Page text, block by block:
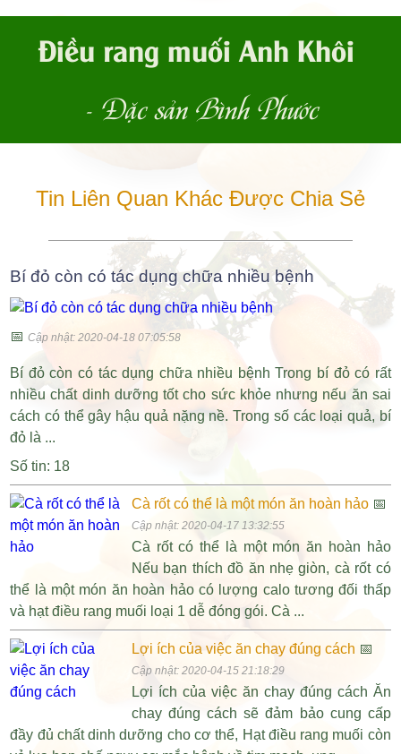
Điều rang muối Anh Khôi
- Đặc sản Bình Phước
Tin Liên Quan Khác Được Chia Sẻ
Bí đỏ còn có tác dụng chữa nhiều bệnh
📅Cập nhật: 2020-04-18 07:05:58
Bí đỏ còn có tác dụng chữa nhiều bệnh Trong bí đỏ có rất
nhiều chất dinh dưỡng tốt cho sức khỏe nhưng nếu ăn sai
cách có thể gây hậu quả nặng nề. Trong số các loại quả, bí
đỏ là ...
Số tin: 18
Cà rốt có thể là một món ăn hoàn hảo📅
Cập nhật: 2020-04-17 13:32:55
Cà rốt có thể là một món ăn hoàn hảo
Nếu bạn thích đồ ăn nhẹ giòn, cà rốt có
thể là một món ăn hoàn hảo có lượng calo tương đối thấp
và hạt điều rang muối loại 1 dễ đóng gói. Cà ...
Lợi ích của việc ăn chay đúng cách 📅
Cập nhật: 2020-04-15 21:18:29
Lợi ích của việc ăn chay đúng cách Ăn
chay đúng cách sẽ đảm bảo cung cấp
đầy đủ chất dinh dưỡng cho cơ thể, Hạt điều rang muối còn